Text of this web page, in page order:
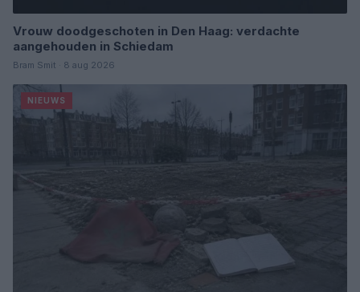
Vrouw doodgeschoten in Den Haag: verdachte
aangehouden in Schiedam
Bram Smit · 8 aug 2026
NIEUWS